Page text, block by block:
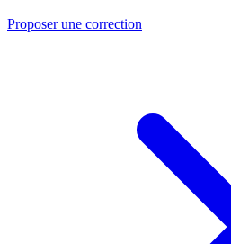
Proposer une correction